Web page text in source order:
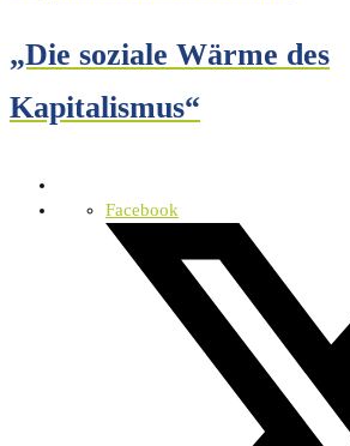
„Die soziale Wärme des
Kapitalismus“
Facebook